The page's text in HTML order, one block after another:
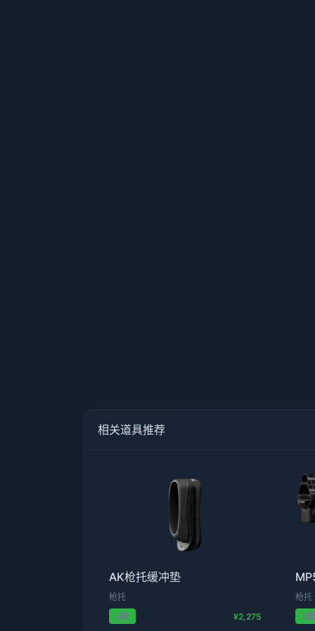
相关道具推荐
AK枪托缓冲垫
枪托
2级
¥2,275
枪托
2级